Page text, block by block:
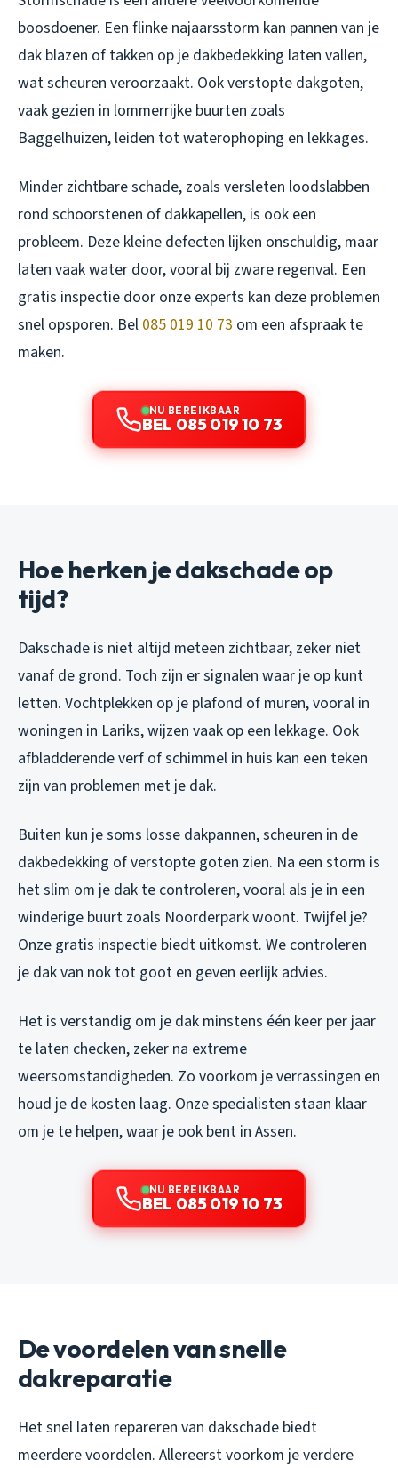
boosdoener. Een flinke najaarsstorm kan pannen van je
dak blazen of takken op je dakbedekking laten vallen,
wat scheuren veroorzaakt. Ook verstopte dakgoten,
vaak gezien in lommerrijke buurten zoals
Baggelhuizen, leiden tot waterophoping en lekkages.
Minder zichtbare schade, zoals versleten loodslabben
rond schoorstenen of dakkapellen, is ook een
probleem. Deze kleine defecten lijken onschuldig, maar
laten vaak water door, vooral bij zware regenval. Een
gratis inspectie door onze experts kan deze problemen
snel opsporen. Bel 085 019 10 73 om een afspraak te
maken.
NU BEREIKBAAR
BEL 085 019 10 73
Hoe herken je dakschade op
tijd?
Dakschade is niet altijd meteen zichtbaar, zeker niet
vanaf de grond. Toch zijn er signalen waar je op kunt
letten. Vochtplekken op je plafond of muren, vooral in
woningen in Lariks, wijzen vaak op een lekkage. Ook
afbladderende verf of schimmel in huis kan een teken
zijn van problemen met je dak.
Buiten kun je soms losse dakpannen, scheuren in de
dakbedekking of verstopte goten zien. Na een storm is
het slim om je dak te controleren, vooral als je in een
winderige buurt zoals Noorderpark woont. Twijfel je?
Onze gratis inspectie biedt uitkomst. We controleren
je dak van nok tot goot en geven eerlijk advies.
Het is verstandig om je dak minstens één keer per jaar
te laten checken, zeker na extreme
weersomstandigheden. Zo voorkom je verrassingen en
houd je de kosten laag. Onze specialisten staan klaar
om je te helpen, waar je ook bent in Assen.
NU BEREIKBAAR
BEL 085 019 10 73
De voordelen van snelle
dakreparatie
Het snel laten repareren van dakschade biedt
meerdere voordelen. Allereerst voorkom je verdere